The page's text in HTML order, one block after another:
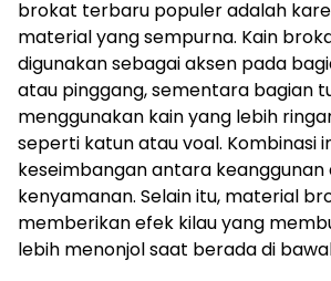
brokat terbaru populer adalah
material yang sempurna. Kain
digunakan sebagai aksen pada
atau pinggang, sementara bagian
menggunakan kain yang lebih
seperti katun atau voal. Kombinasi
keseimbangan antara keanggunan
kenyamanan. Selain itu, material
memberikan efek kilau yang
lebih menonjol saat berada di